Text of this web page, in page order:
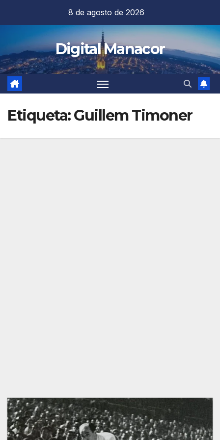
contenido
8 de agosto de 2026
Digital Manacor
Etiqueta:Guillem Timoner